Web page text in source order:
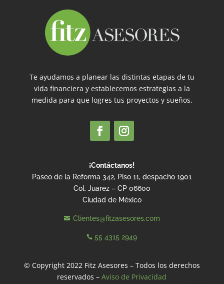
Te ayudamos a planear las distintas etapas de tu
vida financiera y establecemos estrategias a la
medida para que logres tus proyectos y sueños.
¡Contáctanos!
Paseo de la Reforma 342, Piso 11, despacho 1901
Col. Juarez – CP 06600
Ciudad de México
 Clientes@fitzasesores.com
 55 4315 2949
© Copyright 2022 Fitz Asesores – Todos los derechos
reservados –Aviso de Privacidad